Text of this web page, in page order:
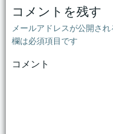
ビ
ゲ
ー
コメントを残す
メールアドレスが公開され
欄は必須項目です
コメント